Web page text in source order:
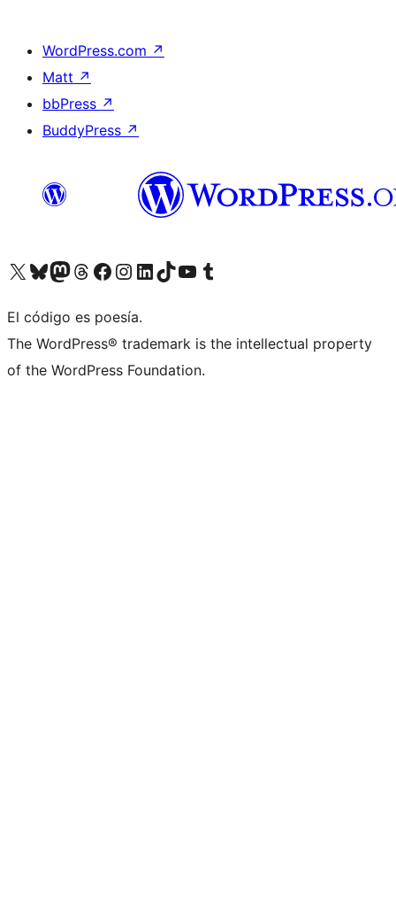
WordPress.com ↗
Matt ↗
bbPress ↗
BuddyPress ↗
Visitá nuestra cuenta de X (anteriormente Twitter)
Visitá nuestra cuenta de Bluesky
Visitá nuestra cuenta de Mastodon
Visitá nuestra cuenta de Threads
Visitá nuestra página de Facebook
Visitá nuestra cuenta de Instagram
Visitá nuestra cuenta de LinkedIn
Visitá nuestra cuenta de TikTok
Visitá nuestro canal de YouTube
Visitá nuestra cuenta de Tumblr
El código es poesía.
The WordPress® trademark is the intellectual property
of the WordPress Foundation.